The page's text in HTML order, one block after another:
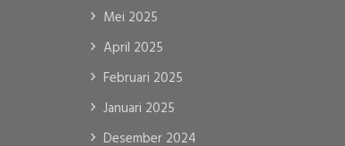
Mei 2025
April 2025
Februari 2025
Januari 2025
Desember 2024